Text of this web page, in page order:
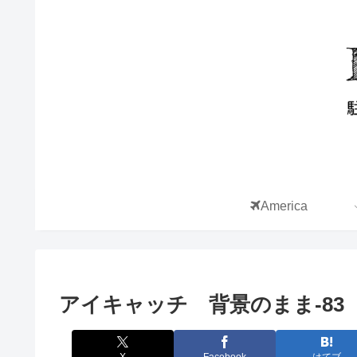
America
アイキャッチ 背景のまま-83